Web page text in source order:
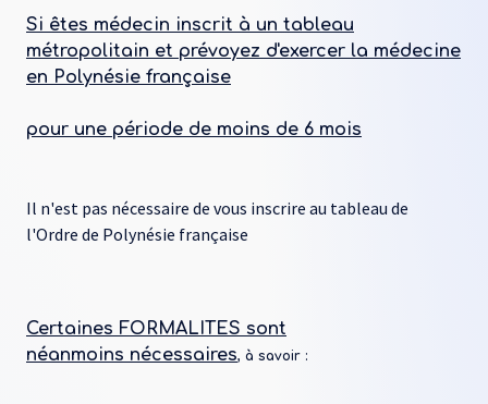
Si êtes médecin inscrit à un tableau
métropolitain et prévoyez d'exercer la médecine
en Polynésie française
pour une période de moins de 6 mois
Il n'est pas nécessaire de vous inscrire au tableau de
l'Ordre de Polynésie française
Certaines FORMALITES sont
néanmoins nécessaires, à savoir :